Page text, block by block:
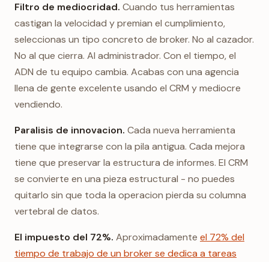
Filtro de mediocridad. Cuando tus herramientas
castigan la velocidad y premian el cumplimiento,
seleccionas un tipo concreto de broker. No al cazador.
No al que cierra. Al administrador. Con el tiempo, el
ADN de tu equipo cambia. Acabas con una agencia
llena de gente excelente usando el CRM y mediocre
vendiendo.
Paralisis de innovacion. Cada nueva herramienta
tiene que integrarse con la pila antigua. Cada mejora
tiene que preservar la estructura de informes. El CRM
se convierte en una pieza estructural - no puedes
quitarlo sin que toda la operacion pierda su columna
vertebral de datos.
El impuesto del 72%. Aproximadamente el 72% del
tiempo de trabajo de un broker se dedica a tareas